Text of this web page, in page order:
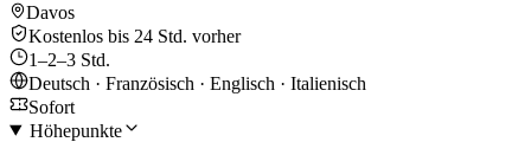
Davos
Kostenlos bis 24 Std. vorher
1–2–3 Std.
Deutsch · Französisch · Englisch · Italienisch
Sofort
Höhepunkte